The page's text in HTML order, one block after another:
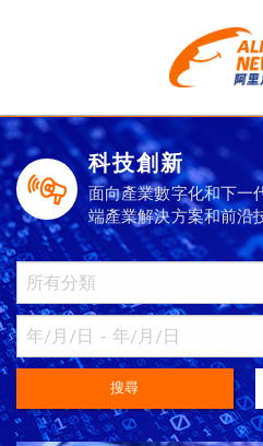
科技創新
面向產業數字化和下一
端產業解決方案和前沿
搜尋